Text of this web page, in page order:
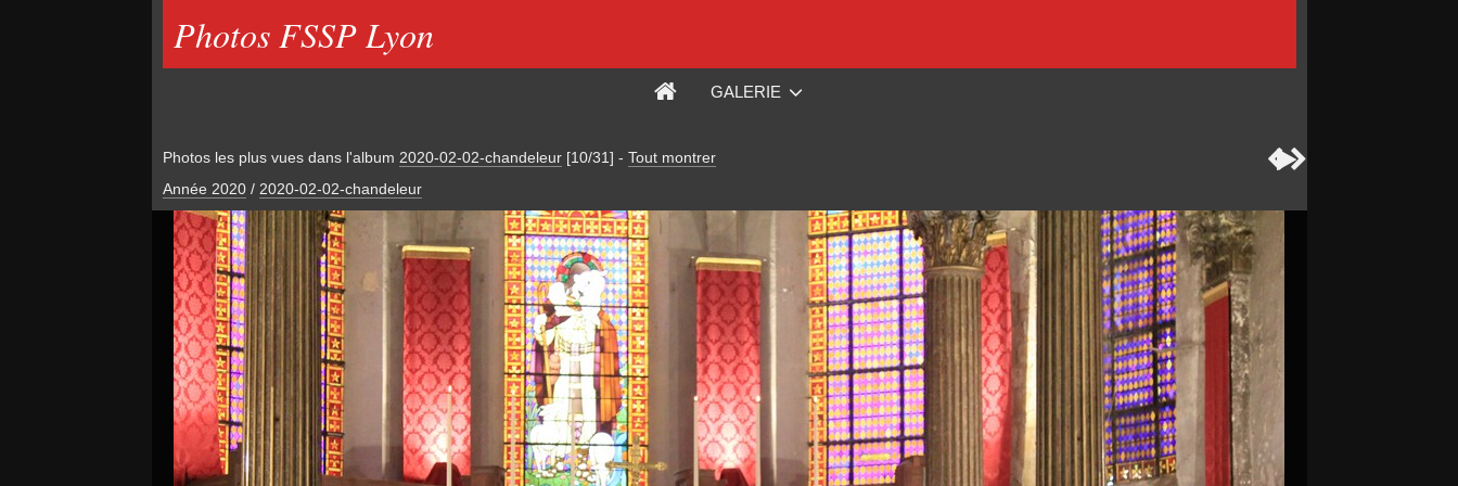
Photos FSSP Lyon
GALERIE
Photos les plus vues dans l'album 2020-02-02-chandeleur [10/31] - Tout montrer
Année 2020 / 2020-02-02-chandeleur
